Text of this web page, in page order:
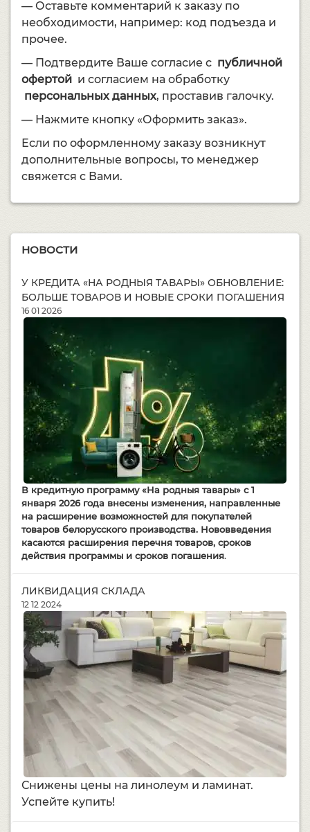
— Оставьте комментарий к заказу по
необходимости, например: код подъезда и
прочее.
— Подтвердите Ваше согласие с публичной
офертой и согласием на обработку
персональных данных, проставив галочку.
— Нажмите кнопку «Оформить заказ».
Если по оформленному заказу возникнут
дополнительные вопросы, то менеджер
свяжется с Вами.
НОВОСТИ
У КРЕДИТА «НА РОДНЫЯ ТАВАРЫ» ОБНОВЛЕНИЕ:
БОЛЬШЕ ТОВАРОВ И НОВЫЕ СРОКИ ПОГАШЕНИЯ
16 01 2026
В кредитную программу«На родныя тавары» с 1
января 2026 года внесены изменения, направленные
на расширение возможностей для покупателей
товаров белорусского производства. Нововведения
касаются расширения перечня товаров, сроков
действия программы и сроков погашения.
ЛИКВИДАЦИЯ СКЛАДА
12 12 2024
Снижены цены на линолеум и ламинат.
Успейте купить!